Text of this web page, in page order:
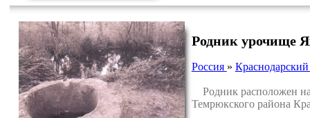
Родник урочище
Россия »
Родник расположен
Темрюкского района